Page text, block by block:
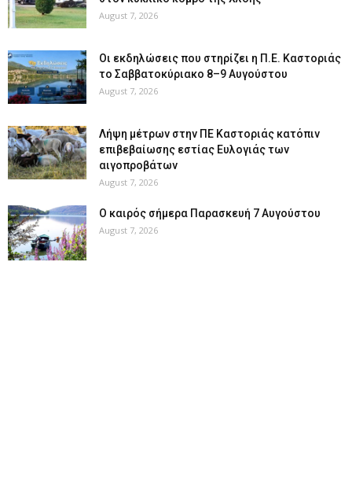
August 7, 2026
Οι εκδηλώσεις που στηρίζει η Π.Ε. Καστοριάς
το Σαββατοκύριακο 8–9 Αυγούστου
August 7, 2026
Λήψη μέτρων στην ΠΕ Καστοριάς κατόπιν
επιβεβαίωσης εστίας Ευλογιάς των
αιγοπροβάτων
August 7, 2026
Ο καιρός σήμερα Παρασκευή 7 Αυγούστου
August 7, 2026